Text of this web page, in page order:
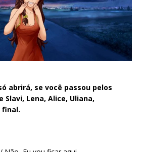
abrirá, se você passou pelos
Slavi, Lena, Alice, Uliana,
final.